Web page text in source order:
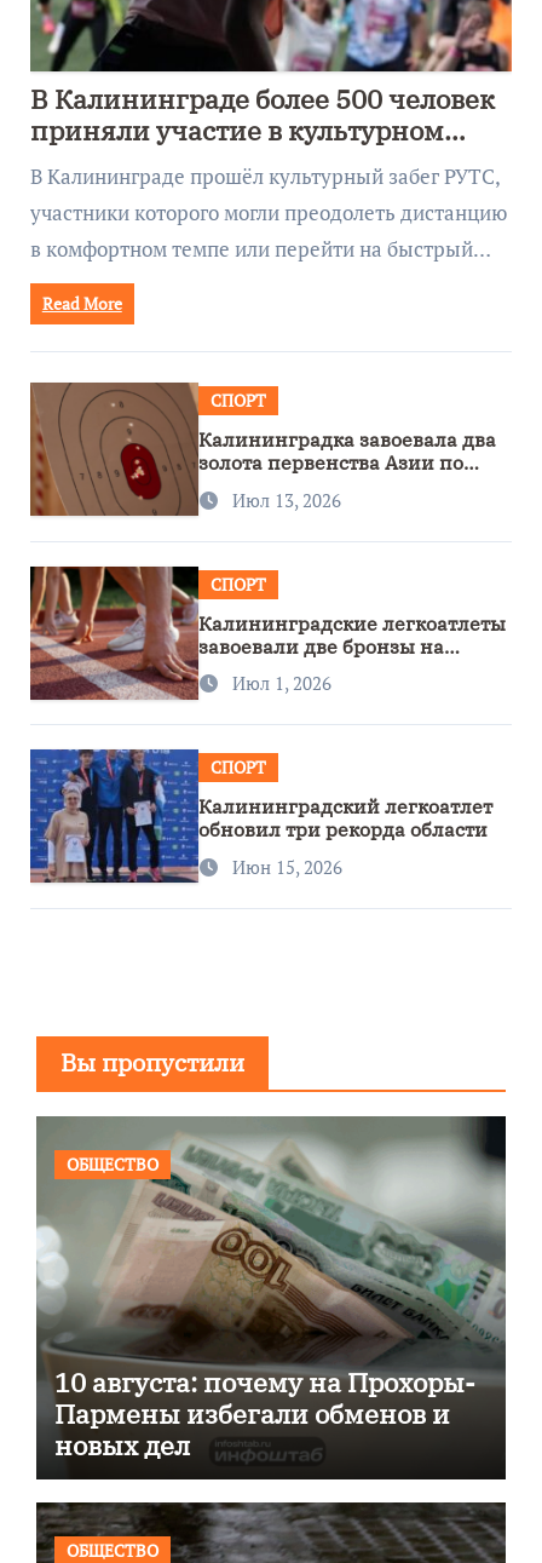
В Калининграде более 500 человек
приняли участие в культурном
забеге
В Калининграде прошёл культурный забег РУТС,
участники которого могли преодолеть дистанцию
в комфортном темпе или перейти на быстрый…
Read More
СПОРТ
Калининградка завоевала два
золота первенства Азии по
метанию ножа
Июл 13, 2026
СПОРТ
Калининградские легкоатлеты
завоевали две бронзы на
первенстве России
Июл 1, 2026
СПОРТ
Калининградский легкоатлет
обновил три рекорда области
Июн 15, 2026
Вы пропустили
ОБЩЕСТВО
10 августа: почему на Прохоры-
Пармены избегали обменов и
новых дел
ОБЩЕСТВО